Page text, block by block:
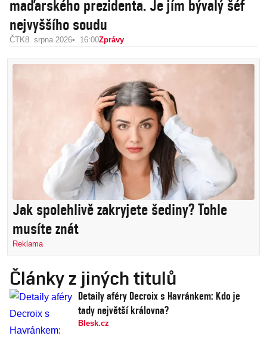
maďarského prezidenta. Je jím bývalý šéf
nejvyššího soudu
ČTK8. srpna 2026 16:00Zprávy
Jak spolehlivě zakryjete šediny? Tohle
musíte znát
Reklama
Články z jiných titulů
Detaily aféry Decroix s Havránkem: Kdo je
tady největší královna?
Blesk.cz